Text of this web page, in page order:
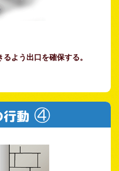
よう出口を確保する。
行動 ④